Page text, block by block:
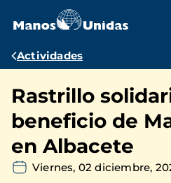
contenido
Ruta
navegación
Actividades
Rastrillo
beneficio de
en Albacete
Viernes, 02 diciembre,